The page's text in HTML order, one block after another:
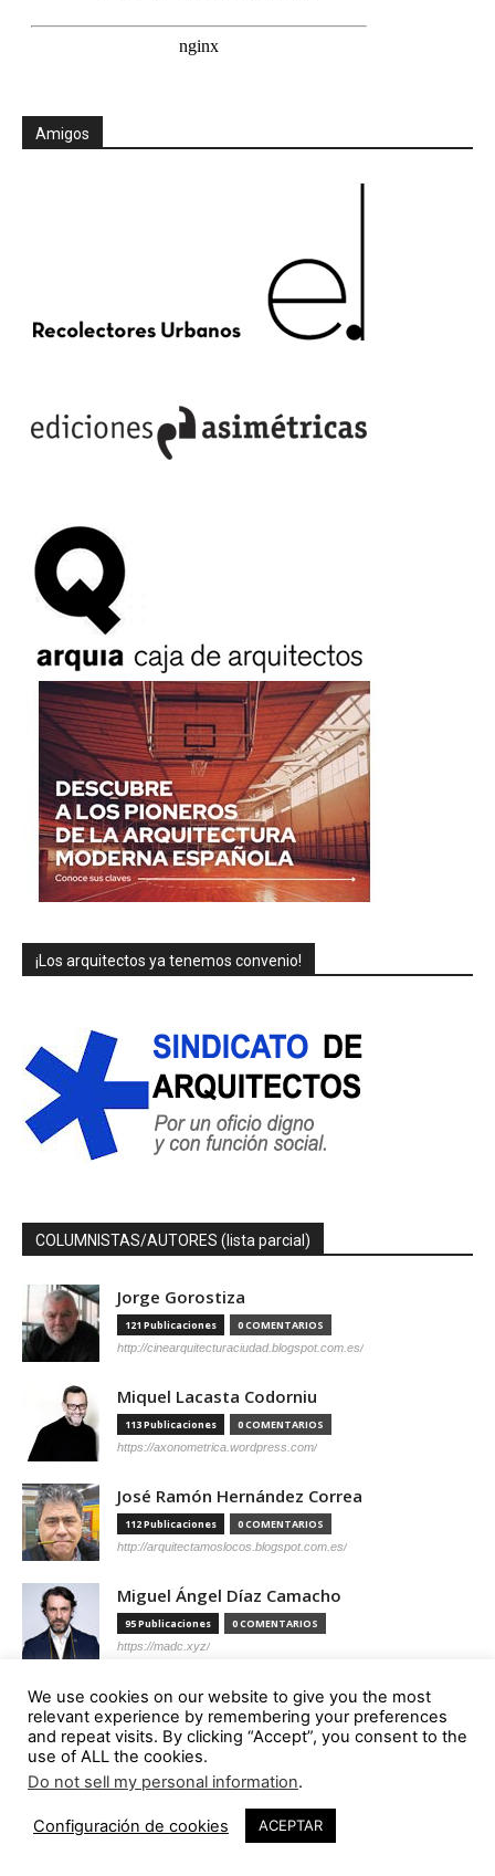
Amigos
¡Los arquitectos ya tenemos convenio!
COLUMNISTAS/AUTORES (lista parcial)
Jorge Gorostiza
121 Publicaciones 0 COMENTARIOS
http://cinearquitecturaciudad.blogspot.com.es/
Miquel Lacasta Codorniu
113 Publicaciones 0 COMENTARIOS
https://axonometrica.wordpress.com/
José Ramón Hernández Correa
112 Publicaciones 0 COMENTARIOS
http://arquitectamoslocos.blogspot.com.es/
Miguel Ángel Díaz Camacho
95 Publicaciones 0 COMENTARIOS
https://madc.xyz/
Ana Barreiro Blanco
92 Publicaciones 0 COMENTARIOS
https://tallerabierto.gal/gl/
Íñigo García Odiaga
87 Publicaciones 0 COMENTARIOS
We use cookies on our website to give you the most
relevant experience by remembering your preferences
and repeat visits. By clicking “Accept”, you consent to the
use of ALL the cookies.
Do not sell my personal information.
Configuración de cookies ACEPTAR